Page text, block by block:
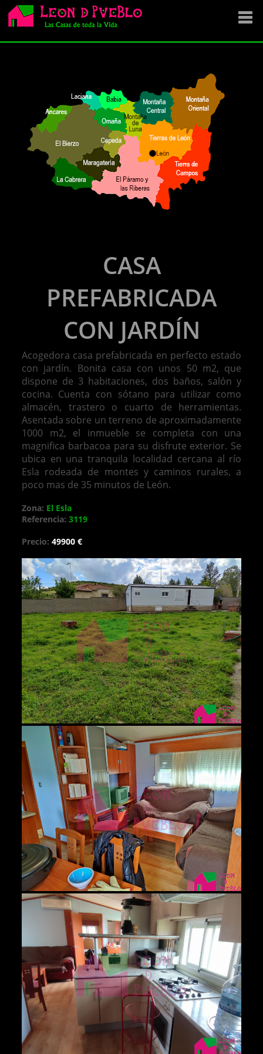
SE VENDE
OFERTAS
NOVEDADES
VENDEMOS TU CASA
DÓNDE COMPRAR ?
CASA
PREFABRICADA
CON JARDÍN
Acogedora casa prefabricada en perfecto estado
con jardín. Bonita casa con unos 50 m2, que
dispone de 3 habitaciones, dos baños, salón y
cocina. Cuenta con sótano para utilizar como
almacén, trastero o cuarto de herramientas.
Asentada sobre un terreno de aproximadamente
1000 m2, el inmueble se completa con una
magnifica barbacoa para su disfrute exterior. Se
ubica en una tranquila localidad cercana al río
Esla rodeada de montes y caminos rurales, a
poco mas de 35 minutos de León.
Zona: El Esla
Referencia: 3119
Precio: 49900 €